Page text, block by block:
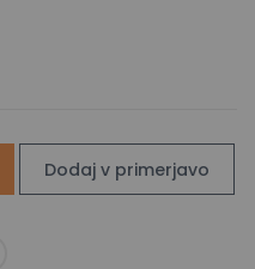
Dodaj v primerjavo